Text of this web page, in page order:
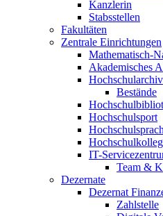
Kanzlerin
Stabsstellen
Fakultäten
Zentrale Einrichtungen
Mathematisch-
Akademisches
Hochschularchiv
Bestände
Hochschulsport
Hochschulkolleg
IT-
Team &
Dezernate
Dezernat
Zahlstelle